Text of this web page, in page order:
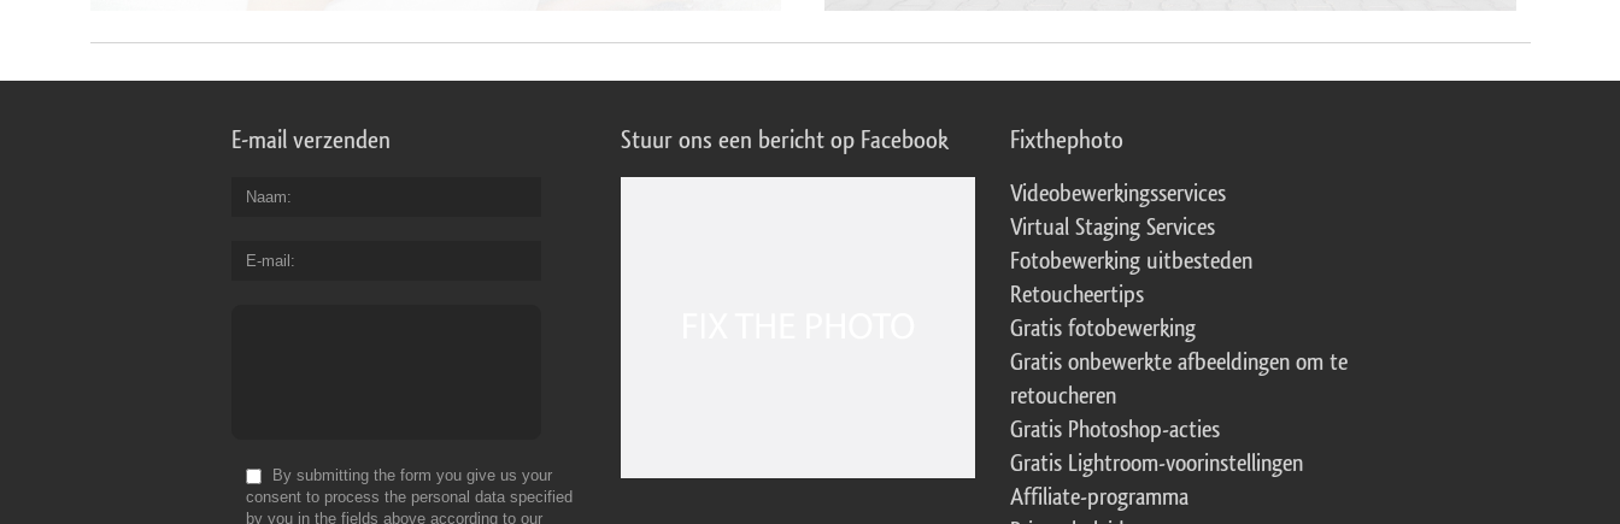
E-mail verzenden
Naam
E-mail
By submitting the form you give us your
consent to process the personal data specified
by you in the fields above according to our
Stuur ons een bericht op Facebook Fixthephoto
Videobewerkingsservices
Virtual Staging Services
Fotobewerking uitbesteden
Retoucheertips
Gratis fotobewerking
Gratis onbewerkte afbeeldingen om te
retoucheren
Gratis Photoshop-acties
Gratis Lightroom-voorinstellingen
Affiliate-programma